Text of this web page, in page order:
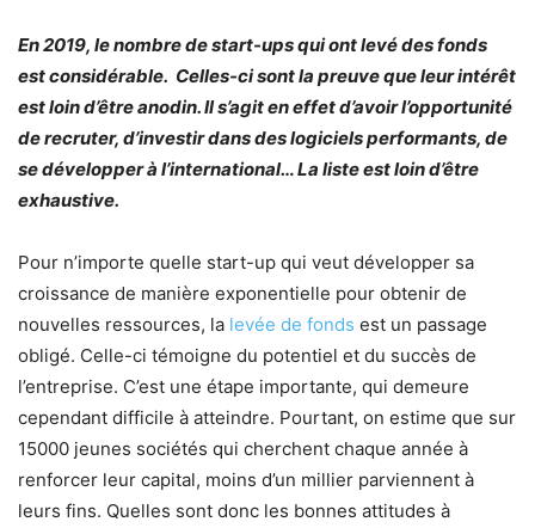
En 2019, le nombre de start-ups qui ont levé des fonds
est considérable. Celles-ci sont la preuve que leur intérêt
est loin d’être anodin. Il s’agit en effet d’avoir l’opportunité
de recruter, d’investir dans des logiciels performants, de
se développer à l’international… La liste est loin d’être
exhaustive.
Pour n’importe quelle start-up qui veut développer sa
croissance de manière exponentielle pour obtenir de
nouvelles ressources, la levée de fonds est un passage
obligé. Celle-ci témoigne du potentiel et du succès de
l’entreprise. C’est une étape importante, qui demeure
cependant difficile à atteindre. Pourtant, on estime que sur
15000 jeunes sociétés qui cherchent chaque année à
renforcer leur capital, moins d’un millier parviennent à
leurs fins. Quelles sont donc les bonnes attitudes à